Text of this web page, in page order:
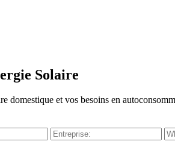
Solaire
domestique et vos besoins en